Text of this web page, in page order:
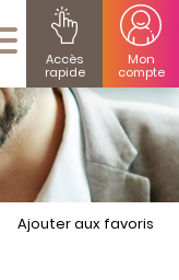
Accès
rapide
Mon
compte
Ajouter aux favoris